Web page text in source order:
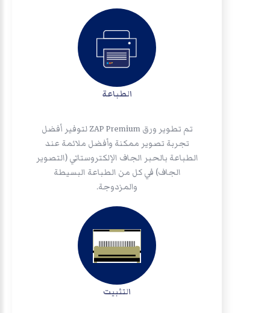
الطباعة
تم تطوير ورق ZAP Premium لتوفير أفضل
تجربة تصوير ممكنة وأفضل ملائمة عند
الطباعة بالحبر الجاف الإلكتروستاتي (التصوير
الجاف) في كل من الطباعة البسيطة
والمزدوجة.
التثبيت